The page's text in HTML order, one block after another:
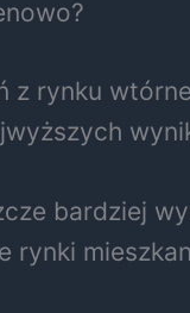
rynku
bardziej
rynki